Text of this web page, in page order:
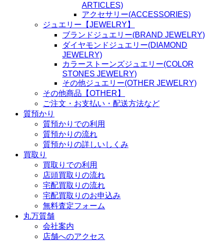
ARTICLES)
アクセサリー(ACCESSORIES)
ジュエリー【JEWELRY】
ブランドジュエリー(BRAND JEWELRY)
ダイヤモンドジュエリー(DIAMOND
JEWELRY)
カラーストーンズジュエリー(COLOR
STONES JEWELRY)
その他ジュエリー(OTHER JEWELRY)
その他商品【OTHER】
ご注文・お支払い・配送方法など
質預かり
質預かりでの利用
質預かりの流れ
質預かりの詳しいしくみ
買取り
買取りでの利用
店頭買取りの流れ
宅配買取りの流れ
宅配買取りのお申込み
無料査定フォーム
丸万質舗
会社案内
店舗へのアクセス